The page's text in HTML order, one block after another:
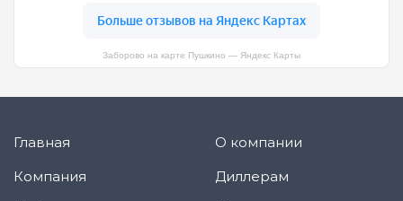
Заборово на карте Пушкино — Яндекс Карты
Главная
Компания
О компании
Диллерам